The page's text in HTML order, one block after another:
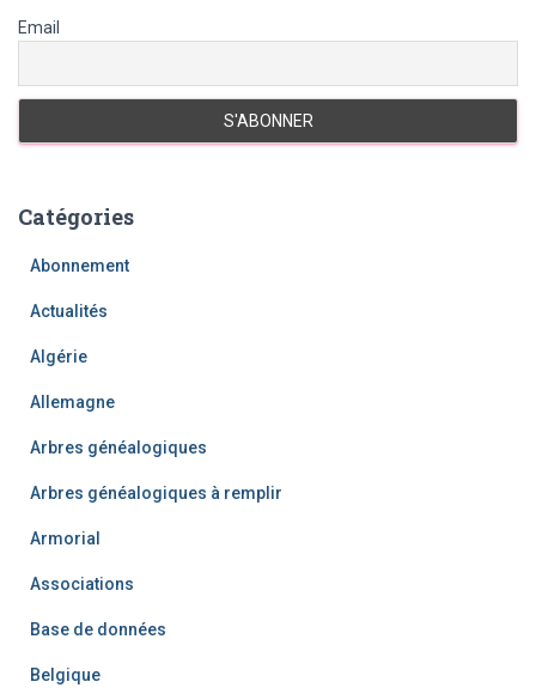
Email
Catégories
Abonnement
Actualités
Algérie
Allemagne
Arbres généalogiques
Arbres généalogiques à remplir
Armorial
Associations
Base de données
Belgique